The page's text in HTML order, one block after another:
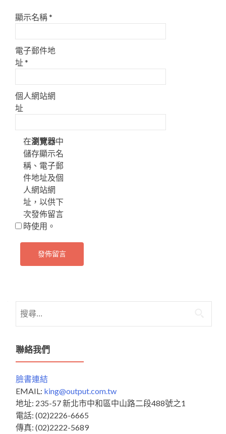
顯示名稱*
電子郵件地
址*
個人網站網
址
在瀏覽器中
儲存顯示名
稱、電子郵
件地址及個
人網站網
址，以供下
次發佈留言
時使用。
尋
鍵
字:
聯絡我們
臉書連結
EMAIL: king@output.com.tw
地址: 235-57 新北市中和區中山路二段488號之1
電話: (02)2226-6665
傳真: (02)2222-5689